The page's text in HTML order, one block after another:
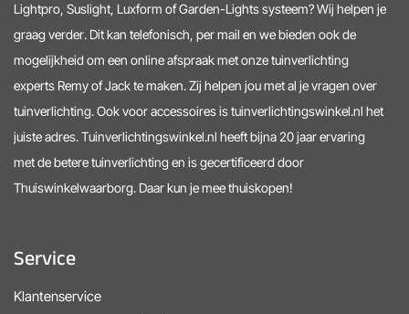
Lightpro, Suslight, Luxform of Garden-Lights systeem? Wij helpen je
graag verder. Dit kan telefonisch, per mail en we bieden ook de
mogelijkheid om een online afspraak met onze tuinverlichting
experts Remy of Jack te maken. Zij helpen jou met al je vragen over
tuinverlichting. Ook voor accessoires is tuinverlichtingswinkel.nl het
juiste adres. Tuinverlichtingswinkel.nl heeft bijna 20 jaar ervaring
met de betere tuinverlichting en is gecertificeerd door
Thuiswinkelwaarborg. Daar kun je mee thuiskopen!
Service
Klantenservice